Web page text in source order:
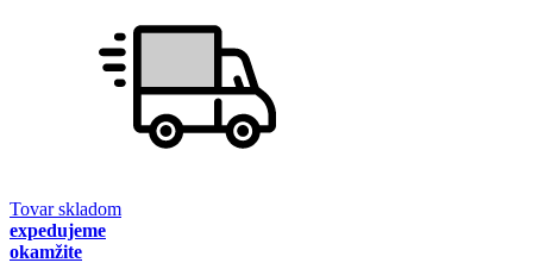
Tovar skladom
expedujeme
okamžite